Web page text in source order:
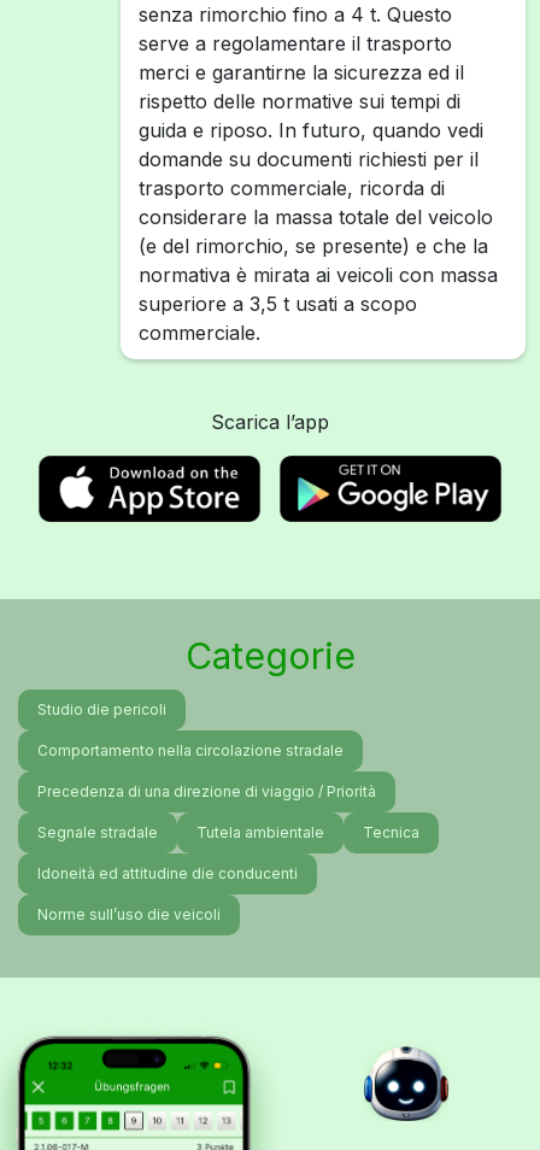
senza rimorchio fino a 4 t. Questo
serve a regolamentare il trasporto
merci e garantirne la sicurezza ed il
rispetto delle normative sui tempi di
guida e riposo. In futuro, quando vedi
domande su documenti richiesti per il
trasporto commerciale, ricorda di
considerare la massa totale del veicolo
(e del rimorchio, se presente) e che la
normativa è mirata ai veicoli con massa
superiore a 3,5 t usati a scopo
commerciale.
Scarica l’app
Categorie
Studio die pericoli
Comportamento nella circolazione stradale
Precedenza di una direzione di viaggio / Priorità
Segnale stradale Tutela ambientale Tecnica
Idoneità ed attitudine die conducenti
Norme sull’uso die veicoli